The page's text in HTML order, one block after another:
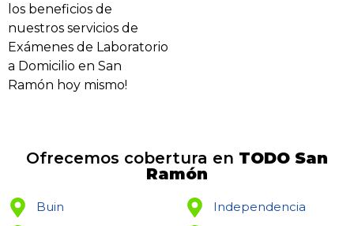
los beneficios de
nuestros servicios de
Exámenes de Laboratorio
a Domicilio en San
Ramón hoy mismo!
Ofrecemos cobertura en TODO San
Ramón
Buin
Independencia